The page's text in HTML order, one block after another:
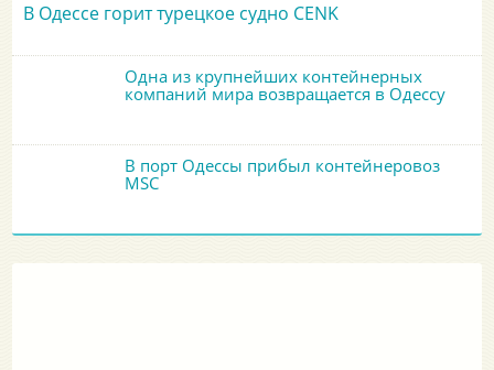
В Одессе горит турецкое судно CENK
Одна из крупнейших контейнерных
компаний мира возвращается в Одессу
В порт Одессы прибыл контейнеровоз
MSC